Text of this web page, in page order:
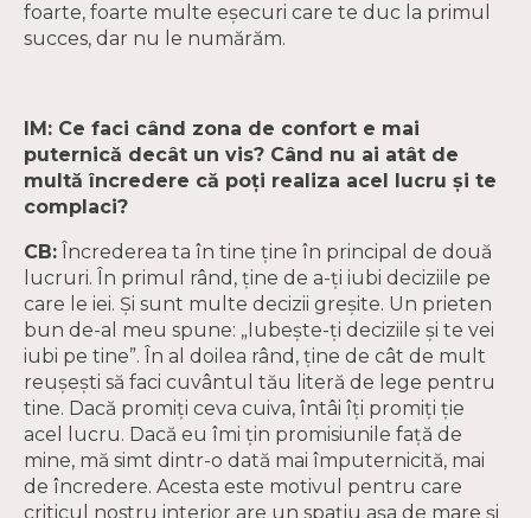
foarte, foarte multe eșecuri care te duc la primul
succes, dar nu le numărăm.
IM: Ce faci când zona de confort e mai
puternică decât un vis? Când nu ai atât de
multă încredere că poți realiza acel lucru și te
complaci?
CB: Încrederea ta în tine ține în principal de două
lucruri. În primul rând, ține de a-ți iubi deciziile pe
care le iei. Și sunt multe decizii greșite. Un prieten
bun de-al meu spune: „Iubește-ți deciziile și te vei
iubi pe tine”. În al doilea rând, ține de cât de mult
reușești să faci cuvântul tău literă de lege pentru
tine. Dacă promiți ceva cuiva, întâi îți promiți ție
acel lucru. Dacă eu îmi țin promisiunile față de
mine, mă simt dintr-o dată mai împuternicită, mai
de încredere. Acesta este motivul pentru care
criticul nostru interior are un spațiu așa de mare și